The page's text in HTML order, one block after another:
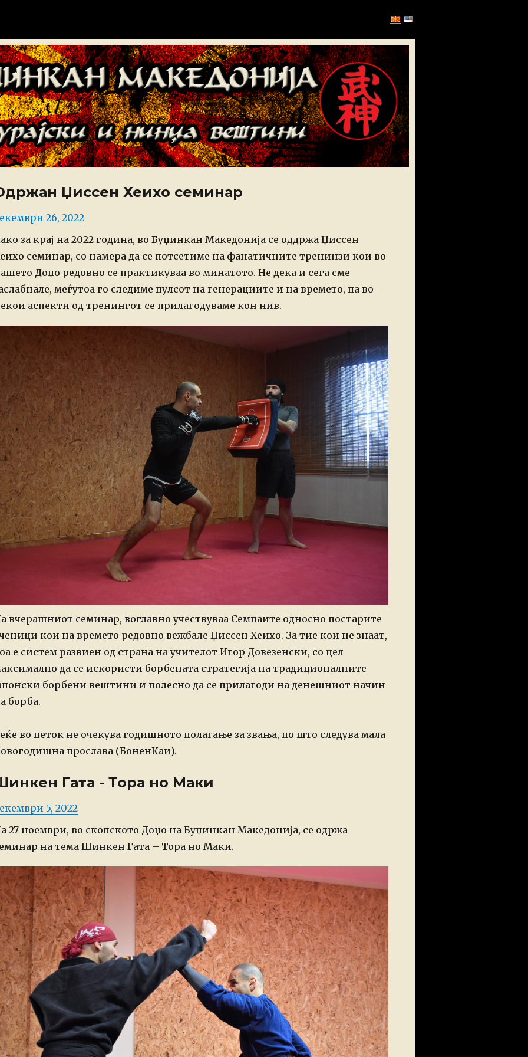
Џиссен Хеихо семинар
26, 2022
за крај на 2022 година, во Буџинкан Македонија се оддржа Џиссен
семинар, со намера да се потсетиме на фанатичните тренинзи кои во
Доџо редовно се практикуваа во минатото. Не дека и сега сме
меѓутоа го следиме пулсот на генерациите и на времето, па во
аспекти од тренингот се прилагодуваме кон нив.
вчерашниот семинар, воглавно учествуваа Семпаите односно постарите
кои на времето редовно вежбале Џиссен Хеихо. За тие кои не знаат,
е систем развиен од страна на учителот Игор Довезенски, со цел
да се искористи борбената стратегија на традиционалните
борбени вештини и полесно да се прилагоди на денешниот начин
борба.
во петок не очекува годишното полагање за звања, по што следува мала
прослава (БоненКаи).
Гата - Тора но Маки
5, 2022
27 ноември, во скопското Доџо на Буџинкан Македонија, се одржа
на тема Шинкен Гата – Тора но Маки.